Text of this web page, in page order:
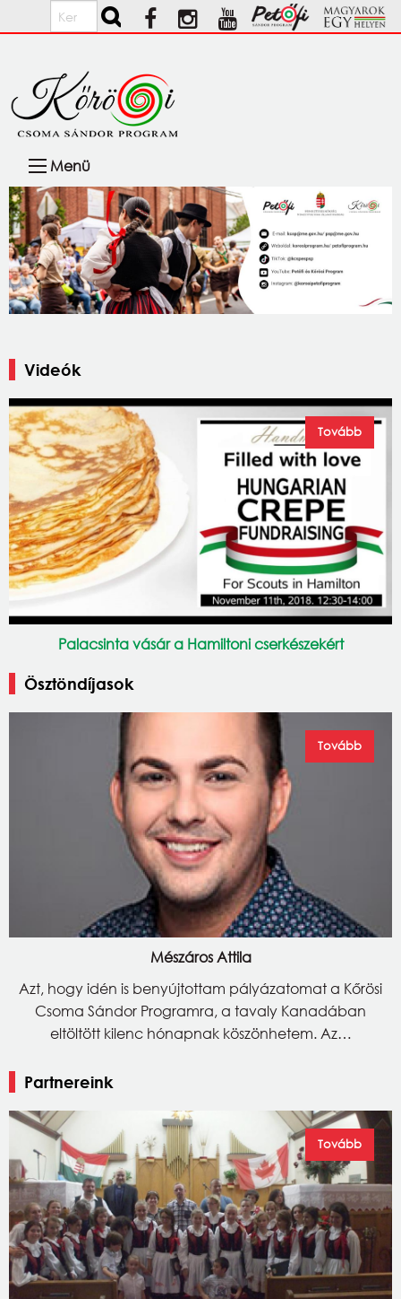
Ugrás a tartalomra
Keresés
navigáció
Menü
Videók
Palacsinta vásár a Hamiltoni cserkészekért
Tovább
Ösztöndíjasok
Mészáros Attila
Tovább
Azt, hogy idén is benyújtottam pályázatomat a Kőrösi
Csoma Sándor Programra, a tavaly Kanadában
eltöltött kilenc hónapnak köszönhetem. Az…
Partnereink
Tovább